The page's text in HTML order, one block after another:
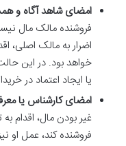
امضای شاهد آگاه و
فروشنده مالک مال
اضرار به مالک اصلی،
خواهد بود. در این
یا ایجاد اعتماد در
امضای کارشناس یا
غیر بودن مال، اقدام
فروشنده کند، عمل او